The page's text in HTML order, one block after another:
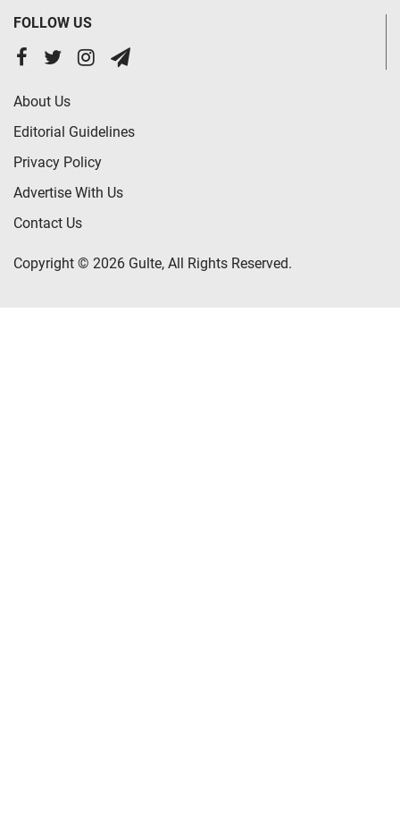
FOLLOW US
About Us
Editorial Guidelines
Privacy Policy
Advertise With Us
Contact Us
Copyright © 2026 Gulte, All Rights Reserved.